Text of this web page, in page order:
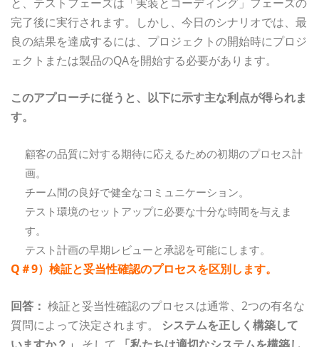
と、テストフェーズは「実装とコーディング」フェーズの
完了後に実行されます。しかし、今日のシナリオでは、最
良の結果を達成するには、プロジェクトの開始時にプロジ
ェクトまたは製品のQAを開始する必要があります。
このアプローチに従うと、以下に示す主な利点が得られま
す。
顧客の品質に対する期待に応えるための初期のプロセス計
画。
チーム間の良好で健全なコミュニケーション。
テスト環境のセットアップに必要な十分な時間を与えま
す。
テスト計画の早期レビューと承認を可能にします。
Q＃9）検証と妥当性確認のプロセスを区別します。
回答： 検証と妥当性確認のプロセスは通常、2つの有名な
質問によって決定されます。 システムを正しく構築して